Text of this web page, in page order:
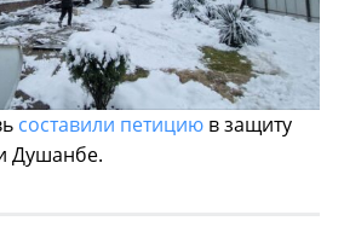
составили петицию в защиту
Душанбе.